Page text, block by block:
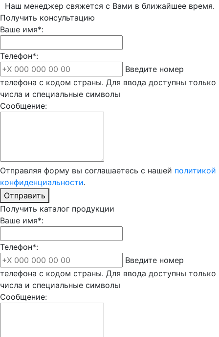
Наш менеджер свяжется с Вами в ближайшее время.
Получить консультацию
Ваше имя*:
Телефон*:
Введите номер
телефона с кодом страны. Для ввода доступны только
числа и специальные символы
Сообщение:
Отправляя форму вы соглашаетесь с нашей политикой
конфиденциальности.
Отправить
Получить каталог продукции
Ваше имя*:
Телефон*:
Введите номер
телефона с кодом страны. Для ввода доступны только
числа и специальные символы
Сообщение: